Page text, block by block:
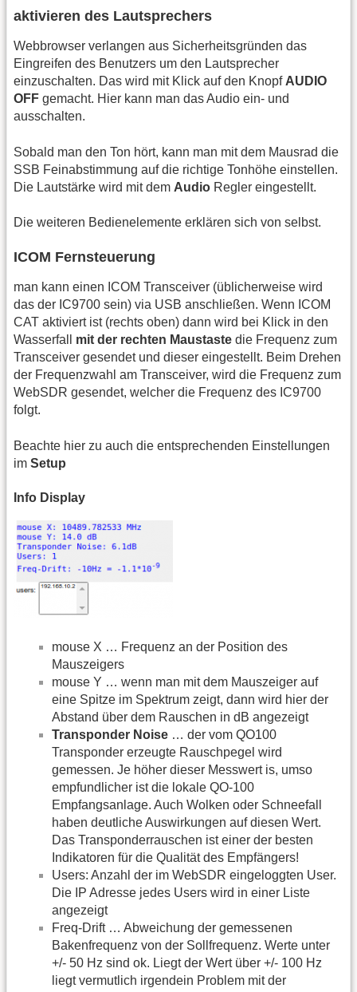
aktivieren des Lautsprechers
Webbrowser verlangen aus Sicherheitsgründen das
Eingreifen des Benutzers um den Lautsprecher
einzuschalten. Das wird mit Klick auf den Knopf AUDIO
OFF gemacht. Hier kann man das Audio ein- und
ausschalten.
Sobald man den Ton hört, kann man mit dem Mausrad die
SSB Feinabstimmung auf die richtige Tonhöhe einstellen.
Die Lautstärke wird mit dem Audio Regler eingestellt.
Die weiteren Bedienelemente erklären sich von selbst.
ICOM Fernsteuerung
man kann einen ICOM Transceiver (üblicherweise wird
das der IC9700 sein) via USB anschließen. Wenn ICOM
CAT aktiviert ist (rechts oben) dann wird bei Klick in den
Wasserfall mit der rechten Maustaste die Frequenz zum
Transceiver gesendet und dieser eingestellt. Beim Drehen
der Frequenzwahl am Transceiver, wird die Frequenz zum
WebSDR gesendet, welcher die Frequenz des IC9700
folgt.
Beachte hier zu auch die entsprechenden Einstellungen
im Setup
Info Display
mouse X … Frequenz an der Position des
Mauszeigers
mouse Y … wenn man mit dem Mauszeiger auf
eine Spitze im Spektrum zeigt, dann wird hier der
Abstand über dem Rauschen in dB angezeigt
Transponder Noise … der vom QO100
Transponder erzeugte Rauschpegel wird
gemessen. Je höher dieser Messwert is, umso
empfundlicher ist die lokale QO-100
Empfangsanlage. Auch Wolken oder Schneefall
haben deutliche Auswirkungen auf diesen Wert.
Das Transponderrauschen ist einer der besten
Indikatoren für die Qualität des Empfängers!
Users: Anzahl der im WebSDR eingeloggten User.
Die IP Adresse jedes Users wird in einer Liste
angezeigt
Freq-Drift … Abweichung der gemessenen
Bakenfrequenz von der Sollfrequenz. Werte unter
+/- 50 Hz sind ok. Liegt der Wert über +/- 100 Hz
liegt vermutlich irgendein Problem mit der